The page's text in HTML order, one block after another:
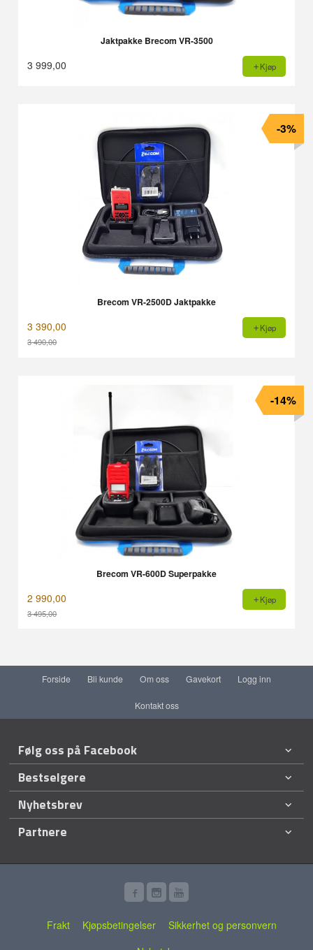
Jaktpakke Brecom VR-3500
3 999,00 Kjøp
Brecom VR-2500D Jaktpakke
3 390,00
3 490,00
-3%
Kjøp
Brecom VR-600D Superpakke
2 990,00
3 495,00
-14%
Kjøp
Forside Bli kunde Om oss Gavekort Logg inn
Kontakt oss
Følg oss på Facebook
Bestselgere
Nyhetsbrev
Partnere
Frakt Kjøpsbetingelser
Sikkerhet og personvern